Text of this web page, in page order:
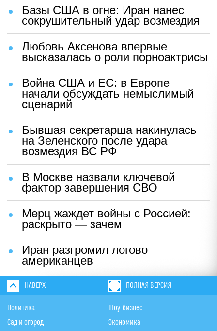
Базы США в огне: Иран нанес
сокрушительный удар возмездия
Любовь Аксенова впервые
высказалась о роли порноактрисы
Война США и ЕС: в Европе
начали обсуждать немыслимый
сценарий
Бывшая секретарша накинулась
на Зеленского после удара
возмездия ВС РФ
В Москве назвали ключевой
фактор завершения СВО
Мерц жаждет войны с Россией:
раскрыто — зачем
Иран разгромил логово
американцев
НАВЕРХ ПОЛНАЯ ВЕРСИЯ
Политика
Сад и огород
Шоу-бизнес
Экономика